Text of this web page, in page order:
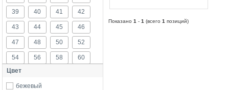
39 40 41 42
43 44 45 46
47 48 50 52
54 56 58
60
Цвет
бежевый
Показано 1 - 1 (всего 1 позиций)